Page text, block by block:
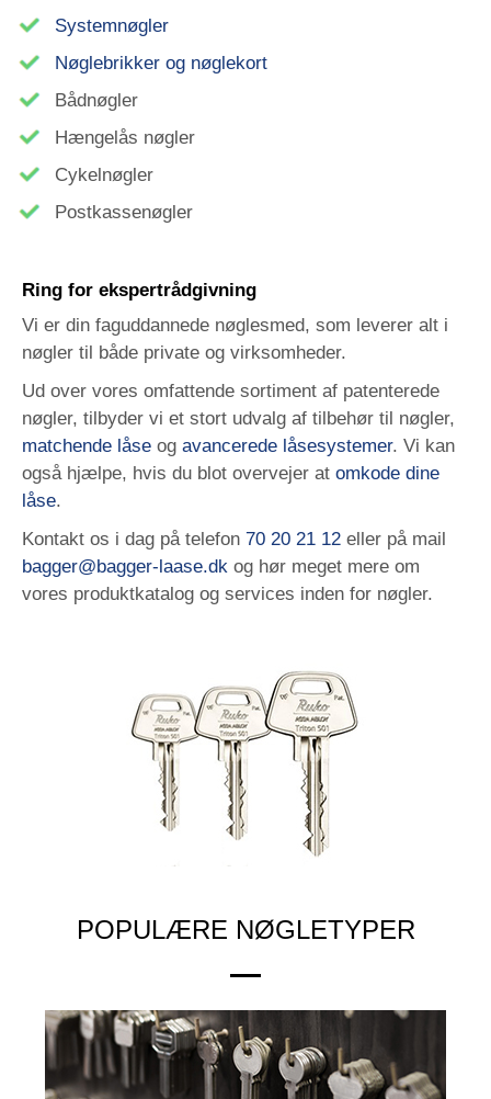
Systemnøgler
Nøglebrikker og nøglekort
Bådnøgler
Hængelås nøgler
Cykelnøgler
Postkassenøgler
Ring for ekspertrådgivning
Vi er din faguddannede nøglesmed, som leverer alt i
nøgler til både private og virksomheder.
Ud over vores omfattende sortiment af patenterede
nøgler, tilbyder vi et stort udvalg af tilbehør til nøgler,
matchende låse og avancerede låsesystemer. Vi kan
også hjælpe, hvis du blot overvejer at omkode dine
låse.
Kontakt os i dag på telefon 70 20 21 12 eller på mail
bagger@bagger-laase.dk og hør meget mere om
vores produktkatalog og services inden for nøgler.
POPULÆRE NØGLETYPER